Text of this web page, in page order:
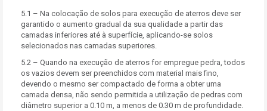
5.1 – Na colocação de solos para execução de aterros deve ser
garantido o aumento gradual da sua qualidade a partir das
camadas inferiores até à superfície, aplicando-se solos
selecionados nas camadas superiores.
5.2 – Quando na execução de aterros for empregue pedra, todos
os vazios devem ser preenchidos com material mais fino,
devendo o mesmo ser compactado de forma a obter uma
camada densa, não sendo permitida a utilização de pedras com
diâmetro superior a 0.10 m, a menos de 0.30 m de profundidade.